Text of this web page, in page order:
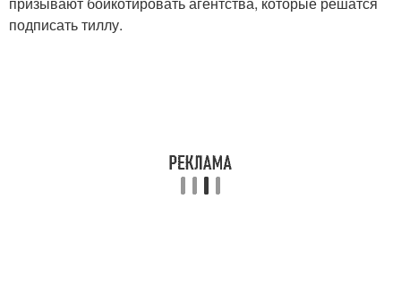
подписать тиллу.